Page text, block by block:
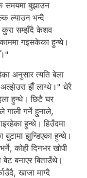
समयमा बुझाउन
ल्याउन भन्दै
कुरा सम्झँदै केशव
गइसकेका हुन्थे।
अनुसार त्यति बेला
झैँ लाग्थे।" धेरै
हुन्थे। छिटै घर
गर्ने हुनाले,
हुन्थे। हिउँदमा
बुटामा झुन्डिएका हुन्थे।
कोही दिनभर खोपी
बनाएर बिताउँथे।
खाजा माग्दै